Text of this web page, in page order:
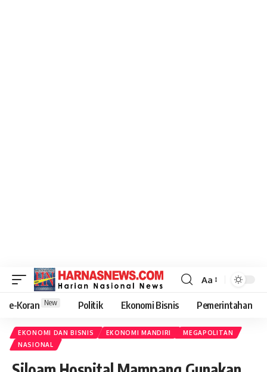
Aa
e-Koran New Politik Ekonomi Bisnis Pemerintahan
EKONOMI DAN BISNIS EKONOMI MANDIRI
MEGAPOLITAN
NASIONAL